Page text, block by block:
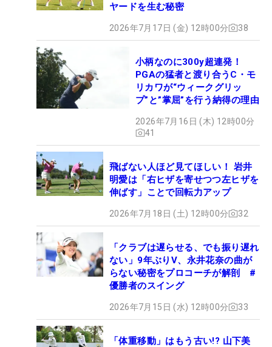
ヤードを生む秘密
2026年7月17日 (金) 12時00分 38
小柄なのに300y超連発！
PGAの猛者と渡り合うC・モ
リカワが“ウィークグリッ
プ”と”掌屈”を行う納得の理由
2026年7月16日 (木) 12時00分
41
飛ばない人ほど見てほしい！ 岩井
明愛は「右ヒザを寄せつつ左ヒザを
伸ばす」ことで回転力アップ
2026年7月18日 (土) 12時00分 32
「クラブは遅らせる、でも振り遅れ
ない」9年ぶりV、永井花奈の曲が
らない秘密をプロコーチが解剖 #
優勝者のスイング
2026年7月15日 (水) 12時00分 33
「体重移動」はもう古い!? 山下美